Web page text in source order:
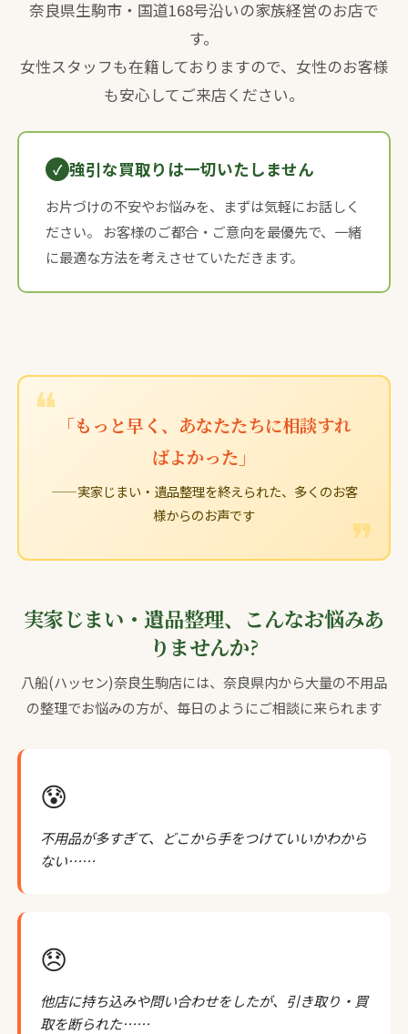
奈良県生駒市・国道168号沿いの家族経営のお店で
す。
女性スタッフも在籍しておりますので、女性のお客様
も安心してご来店ください。
強引な買取りは一切いたしません
お片づけの不安やお悩みを、まずは気軽にお話しく
ださい。 お客様のご都合・ご意向を最優先で、一緒
に最適な方法を考えさせていただきます。
「もっと早く、あなたたちに相談すれ
ばよかった」
——実家じまい・遺品整理を終えられた、多くのお客
様からのお声です
実家じまい・遺品整理、こんなお悩みあ
りませんか?
八船(ハッセン)奈良生駒店には、奈良県内から大量の不用品
の整理でお悩みの方が、毎日のようにご相談に来られます
😰
不用品が多すぎて、どこから手をつけていいかわから
ない……
😞
他店に持ち込みや問い合わせをしたが、引き取り・買
取を断られた……